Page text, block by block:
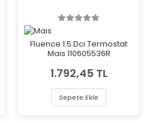
Fluence 1.5 Dci Termostat
Mais 110605536R
1.792,45 TL
Sepete Ekle